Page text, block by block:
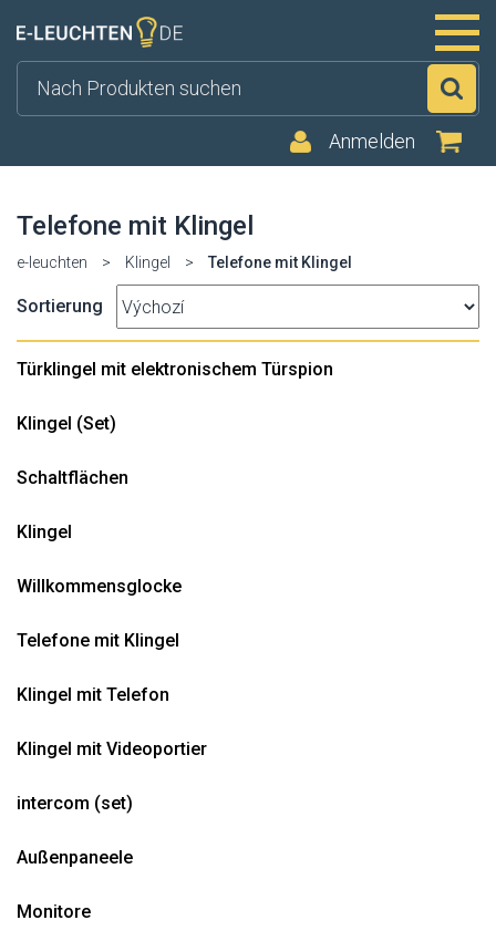
Anmelden
Telefone mit Klingel
e-leuchten > Klingel > Telefone mit Klingel
Sortierung
Türklingel mit elektronischem Türspion
Klingel (Set)
Schaltflächen
Klingel
Willkommensglocke
Telefone mit Klingel
Klingel mit Telefon
Klingel mit Videoportier
intercom (set)
Außenpaneele
Monitore